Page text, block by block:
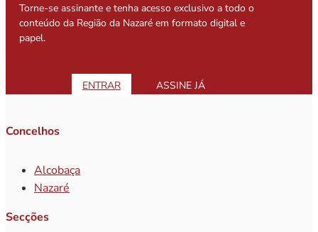
Torne-se assinante e tenha acesso exclusivo a todo o
conteúdo da Região da Nazaré em formato digital e
papel.
ENTRAR ASSINE JÁ
Concelhos
Alcobaça
Nazaré
Secções